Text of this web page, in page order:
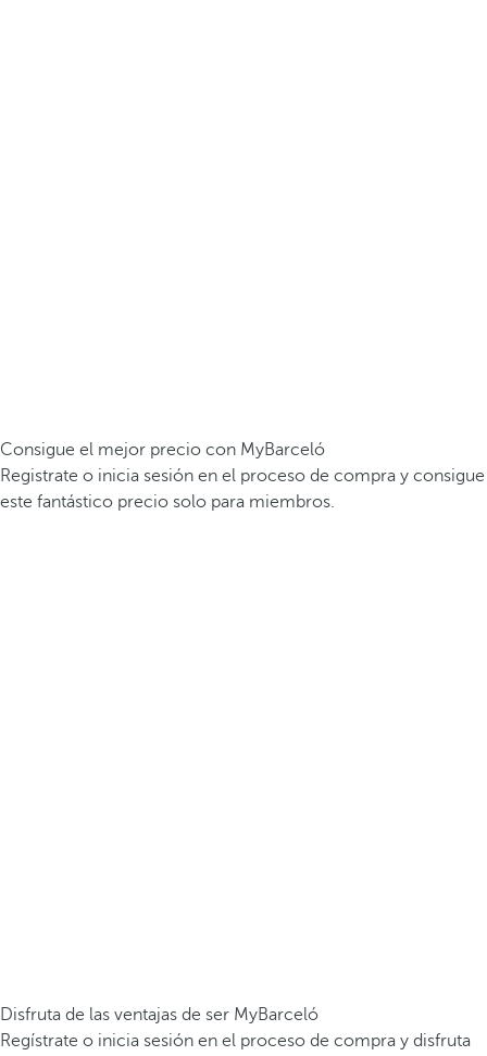
Consigue el mejor precio con MyBarceló
Registrate o inicia sesión en el proceso de compra y consigue
este fantástico precio solo para miembros.
Disfruta de las ventajas de ser MyBarceló
Regístrate o inicia sesión en el proceso de compra y disfruta